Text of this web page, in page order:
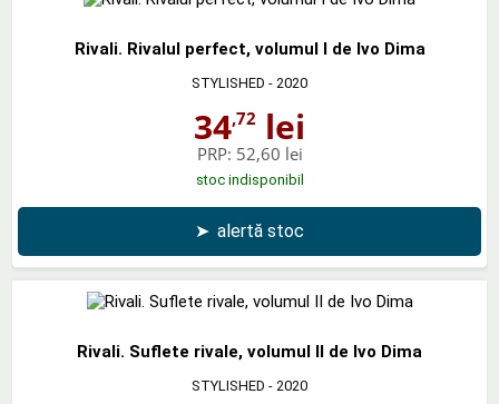
Rivali. Rivalul perfect, volumul I de Ivo Dima
STYLISHED - 2020
34,72 lei
PRP: 52,60 lei
stoc indisponibil
➤ alertă stoc
Rivali. Suflete rivale, volumul II de Ivo Dima
STYLISHED - 2020